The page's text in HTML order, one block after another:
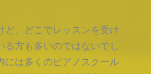
ど、どこでレッスンを受け
る方も多いのではないでし
には多くのピアノスクール